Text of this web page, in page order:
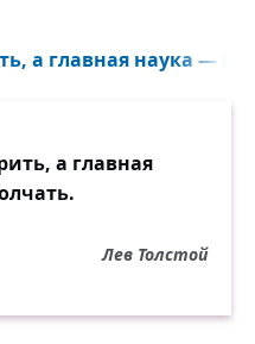
а главная наука —
а главная
Лев Толстой